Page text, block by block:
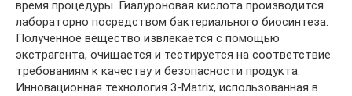
время процедуры. Гиалуроновая кислота производится
лабораторно посредством бактериального биосинтеза.
Полученное вещество извлекается с помощью
экстрагента, очищается и тестируется на соответствие
требованиям к качеству и безопасности продукта.
Инновационная технология 3-Matrix, использованная в